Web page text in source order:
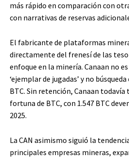
más rápido en comparación con
con narrativas de reservas
El fabricante de plataformas
directamente del frenesí de las
enfoque en la minería. Canaan no
‘ejemplar de jugadas’ y no
BTC. Sin retención, Canaan todavía
fortuna de BTC, con 1.547 BTC
2025.
La CAN asimismo siguió la
principales empresas mineras,